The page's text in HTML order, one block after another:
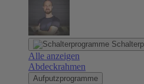
Alle anzeigen
Abdeckrahmen
Aufputzprogramme